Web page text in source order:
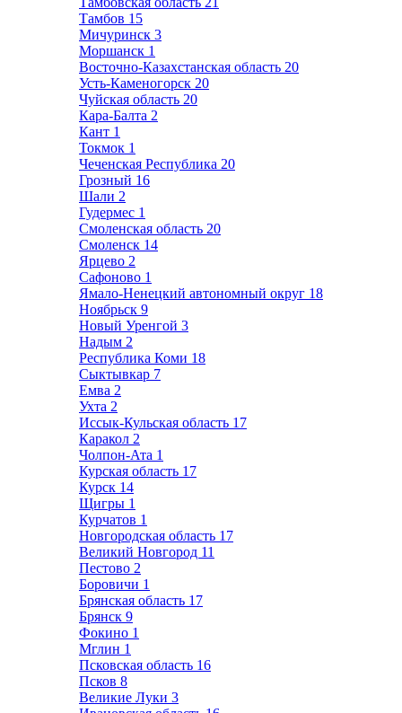
Тамбов 15
Мичуринск 3
Моршанск 1
Восточно-Казахстанская область 20
Усть-Каменогорск 20
Чуйская область 20
Кара-Балта 2
Кант 1
Токмок 1
Чеченская Республика 20
Грозный 16
Шали 2
Гудермес 1
Смоленская область 20
Смоленск 14
Ярцево 2
Сафоново 1
Ямало-Ненецкий автономный округ 18
Ноябрьск 9
Новый Уренгой 3
Надым 2
Республика Коми 18
Сыктывкар 7
Емва 2
Ухта 2
Иссык-Кульская область 17
Каракол 2
Чолпон-Ата 1
Курская область 17
Курск 14
Щигры 1
Курчатов 1
Новгородская область 17
Великий Новгород 11
Пестово 2
Боровичи 1
Брянская область 17
Брянск 9
Фокино 1
Мглин 1
Псковская область 16
Псков 8
Великие Луки 3